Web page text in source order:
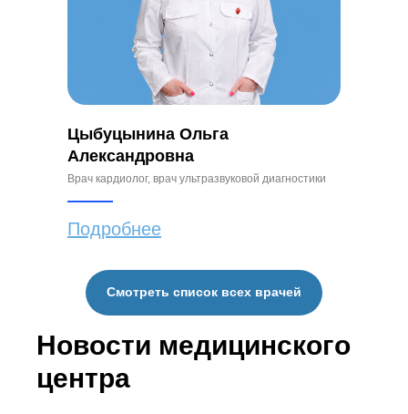
Цыбуцынина Ольга
Александровна
Врач кардиолог, врач ультразвуковой диагностики
Подробнее
Смотреть список всех врачей
Новости медицинского
центра